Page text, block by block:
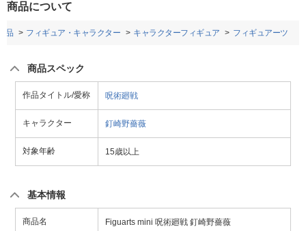
商品について
品 フィギュア・キャラクター キャラクターフィギュア フィギュアーツ
商品スペック
作品タイトル/愛称 呪術廻戦
キャラクター 釘崎野薔薇
対象年齢 15歳以上
基本情報
商品名 Figuarts mini 呪術廻戦 釘崎野薔薇